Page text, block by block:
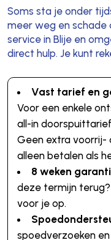
Soms sta je onder
meer weg en schade
service in Blije en
direct hulp. Je kunt
Vast tarief en
Voor een enkele
all-in
Geen extra voorrij-
alleen betalen als
8 weken
deze termijn
voor je op.
spoedverzoeken